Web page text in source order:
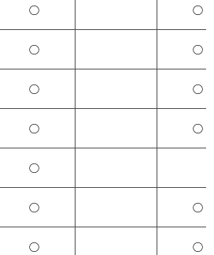
○ ○
○ ○
○ ○
○ ○
○
○ ○
○ ○